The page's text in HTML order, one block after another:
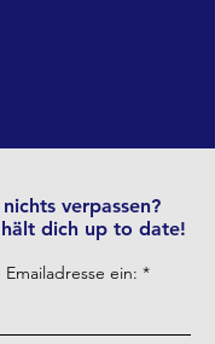
verpassen?
dich up to date!
ein: